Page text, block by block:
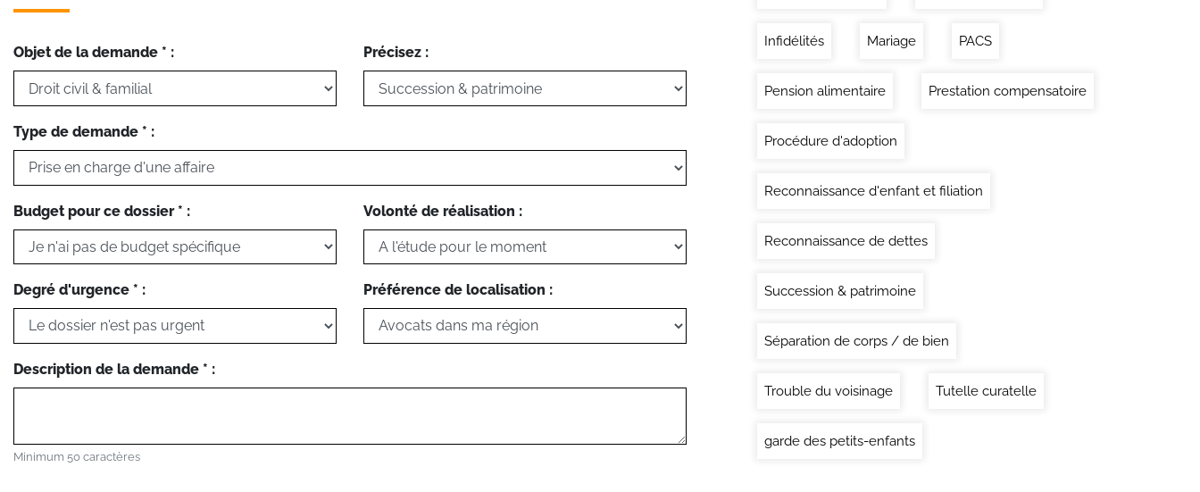
Objet de la demande * : Précisez :
Type de demande * :
Budget pour ce dossier * : Volonté de réalisation :
Degré d'urgence * : Préférence de localisation :
Description de la demande * :
Minimum 50 caractères
Infidélités Mariage PACS
Pension alimentaire Prestation compensatoire
Procédure d'adoption
Reconnaissance d'enfant et filiation
Reconnaissance de dettes
Succession & patrimoine
Séparation de corps / de bien
Trouble du voisinage Tutelle curatelle
garde des petits-enfants